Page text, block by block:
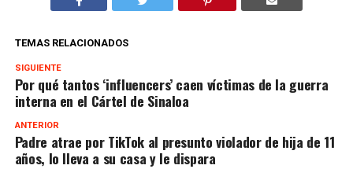
TEMAS RELACIONADOS
SIGUIENTE
Por qué tantos ‘influencers’ caen víctimas de la guerra
interna en el Cártel de Sinaloa
ANTERIOR
Padre atrae por TikTok al presunto violador de hija de 11
años, lo lleva a su casa y le dispara